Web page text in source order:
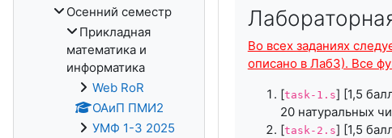
Во всех заданиях
описано в Лаб3). Все
[task-1.s] [1,5
20 натуральных
[task-2.s] [1,5
Осенний семестр
Прикладная
математика и
информатика
Web RoR
ОАиП ПМИ2
УМФ 1-3 2025